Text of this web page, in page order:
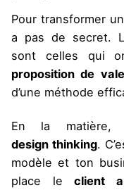
Pour transformer
a pas de secret.
sont celles qui
proposition de
d’une méthode
En la matière,
design thinking.
modèle et ton
place leclient